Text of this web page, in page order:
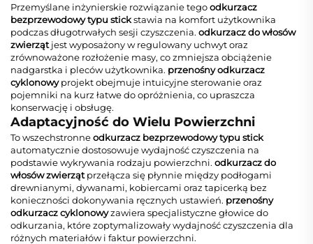
Przemyślane inżynierskie rozwiązanie tegoodkurzacz
bezprzewodowy typu stickstawia na komfort użytkownika
podczas długotrwałych sesji czyszczenia. odkurzacz do włosów
zwierząt jest wyposażony w regulowany uchwyt oraz
zrównoważone rozłożenie masy, co zmniejsza obciążenie
nadgarstka i pleców użytkownika. przenośny odkurzacz
cyklonowyprojekt obejmuje intuicyjne sterowanie oraz
pojemniki na kurz łatwe do opróżnienia, co upraszcza
konserwację i obsługę.
Adaptacyjność do Wielu Powierzchni
To wszechstronneodkurzacz bezprzewodowy typu stick
automatycznie dostosowuje wydajność czyszczenia na
podstawie wykrywania rodzaju powierzchni. odkurzacz do
włosów zwierząt przełącza się płynnie między podłogami
drewnianymi, dywanami, kobiercami oraz tapicerką bez
konieczności dokonywania ręcznych ustawień. przenośny
odkurzacz cyklonowyzawiera specjalistyczne głowice do
odkurzania, które zoptymalizowały wydajność czyszczenia dla
różnych materiałów i faktur powierzchni.